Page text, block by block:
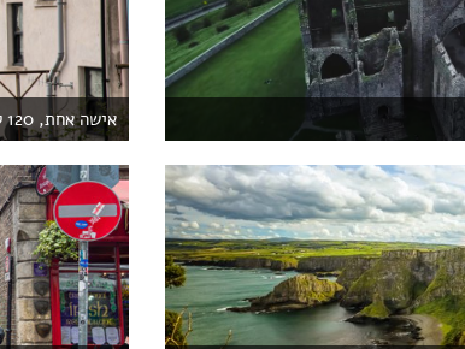
אישה אחת, 120 ק"מ הליכה, 1000 ק"מ נסיעה באירלנד